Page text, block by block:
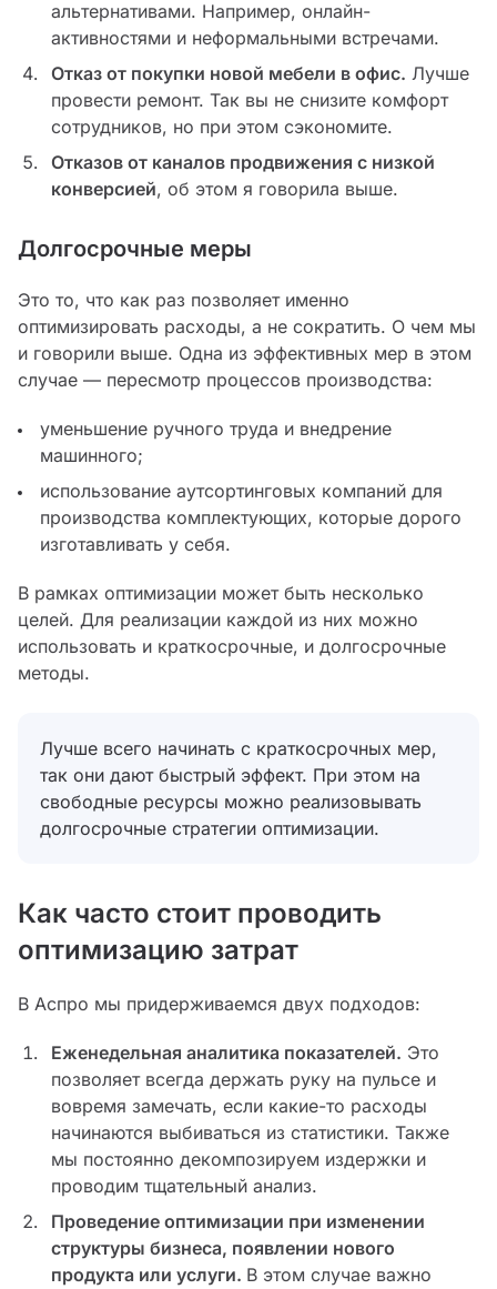
альтернативами. Например, онлайн-
активностями и неформальными встречами.
Отказ от покупки новой мебели в офис. Лучше
провести ремонт. Так вы не снизите комфорт
сотрудников, но при этом сэкономите.
Отказов от каналов продвижения с низкой
конверсией, об этом я говорила выше.
Долгосрочные меры
Это то, что как раз позволяет именно
оптимизировать расходы, а не сократить. О чем мы
и говорили выше. Одна из эффективных мер в этом
случае — пересмотр процессов производства:
уменьшение ручного труда и внедрение
машинного;
использование аутсортинговых компаний для
производства комплектующих, которые дорого
изготавливать у себя.
В рамках оптимизации может быть несколько
целей. Для реализации каждой из них можно
использовать и краткосрочные, и долгосрочные
методы.
Лучше всего начинать с краткосрочных мер,
так они дают быстрый эффект. При этом на
свободные ресурсы можно реализовывать
долгосрочные стратегии оптимизации.
Как часто стоит проводить
оптимизацию затрат
В Аспро мы придерживаемся двух подходов:
Еженедельная аналитика показателей. Это
позволяет всегда держать руку на пульсе и
вовремя замечать, если какие-то расходы
начинаются выбиваться из статистики. Также
мы постоянно декомпозируем издержки и
проводим тщательный анализ.
Проведение оптимизации при изменении
структуры бизнеса, появлении нового
продукта или услуги. В этом случае важно